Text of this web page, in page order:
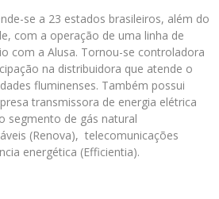
se a 23 estados brasileiros, além do
com a operação de uma linha de
com a Alusa. Tornou-se controladora
na distribuidora que atende o
fluminenses. Também possui
transmissora de energia elétrica
segmento de gás natural
(Renova), telecomunicações
energética (Efficientia).